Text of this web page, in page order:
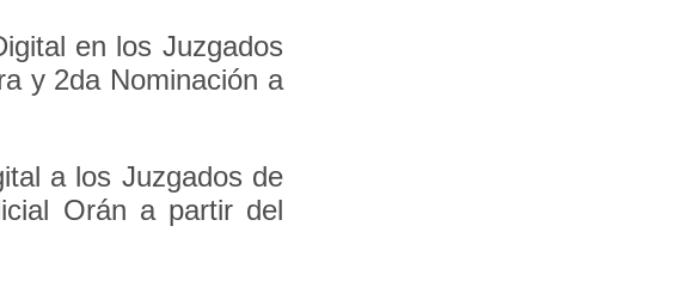
en los Juzgados
y 2da Nominación a
a los Juzgados de
Orán a partir del